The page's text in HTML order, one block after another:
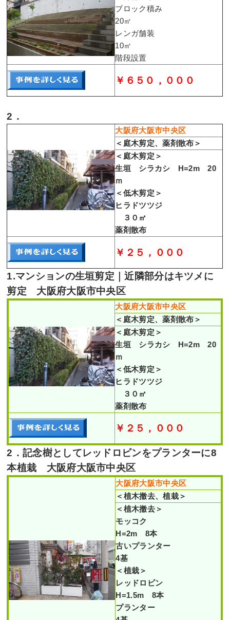
ブロック積み
20㎡
レンガ舗装
10㎡
階段設置
￥６５０，０００
2．
大阪府大阪市中央区
＜庭木剪定、薬剤散布＞
＜庭木剪定＞
生垣 シラカシ H=2m 20
ｍ
＜低木剪定＞
ヒラドツツジ
３０㎡
薬剤散布
￥２５，０００
1.マンションの生垣剪定｜近隣部分はキツメに
剪定 大阪府大阪市中央区
大阪府大阪市中央区
＜庭木剪定、薬剤散布＞
＜庭木剪定＞
生垣 シラカシ H=2m 20
ｍ
＜低木剪定＞
ヒラドツツジ
３０㎡
薬剤散布
￥２５，０００
2．記念樹としてレッドロビンをプランターに8
本植栽 大阪府大阪市中央区
大阪府大阪市中央区
＜植木撤去、植栽＞
＜植木撤去＞
モッコク
H=2m 8本
古いプランター
4基
＜植栽＞
レッドロビン
H=1.5m 8本
プランター